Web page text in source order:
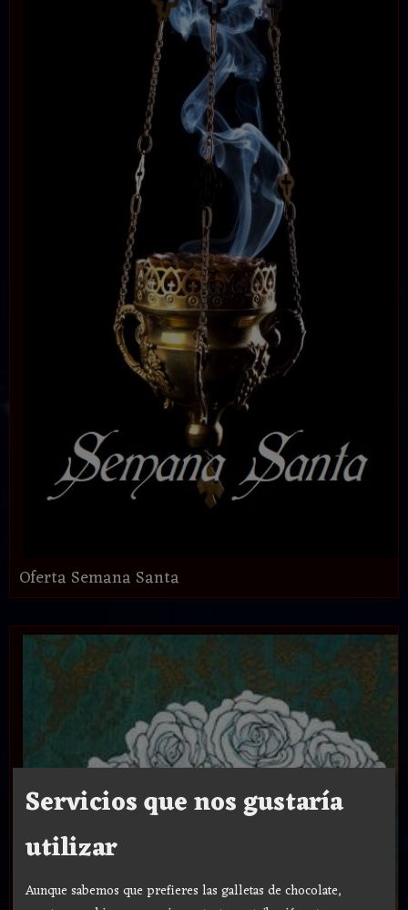
Oferta Semana Santa
Servicios que nos gustaría
utilizar
Aunque sabemos que prefieres las galletas de chocolate,